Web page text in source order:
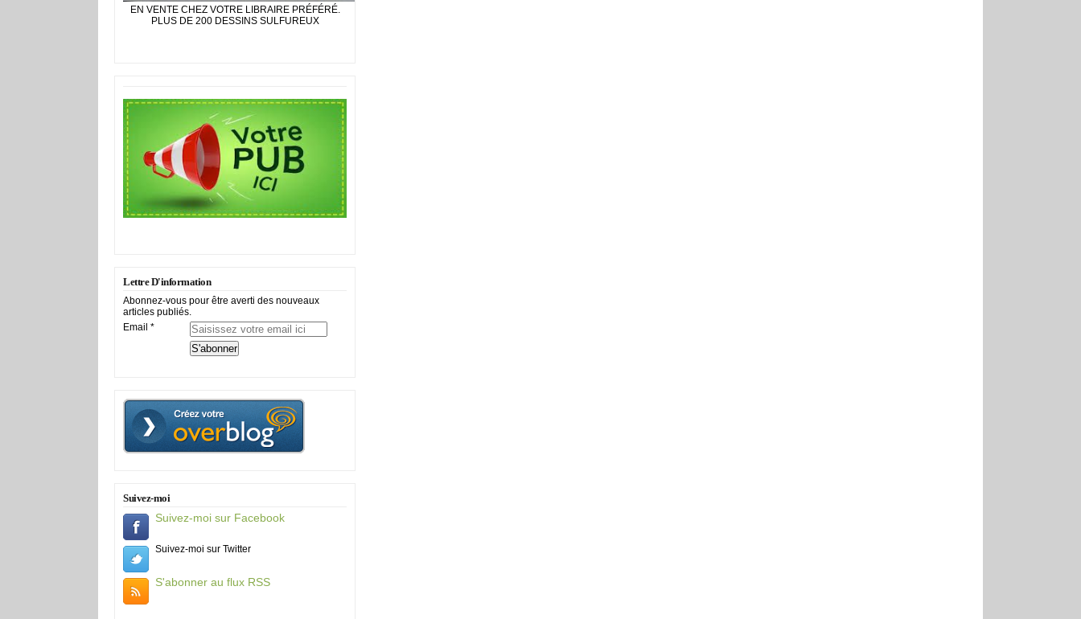
EN VENTE CHEZ VOTRE LIBRAIRE PRÉFÉRÉ.
PLUS DE 200 DESSINS SULFUREUX
Lettre D'information
Abonnez-vous pour être averti des nouveaux
articles publiés.
Email
Suivez-moi
Suivez-moi sur Facebook
Suivez-moi sur Twitter
S'abonner au flux RSS